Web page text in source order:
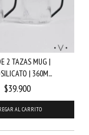
2 TAZAS MUG |
| 360M...
$39.900